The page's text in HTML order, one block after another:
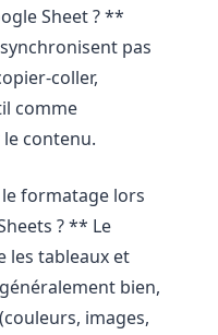
Sheet ? **
pas
coller,
comme
contenu.
formatage lors
? ** Le
les tableaux et
bien,
images,